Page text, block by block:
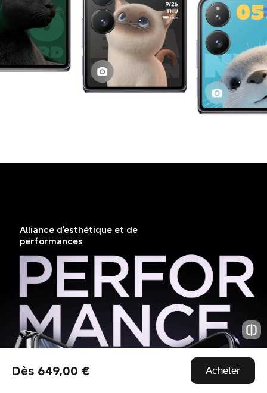
Dès 649,00 € Acheter
Alliance d'esthétique et de
performances